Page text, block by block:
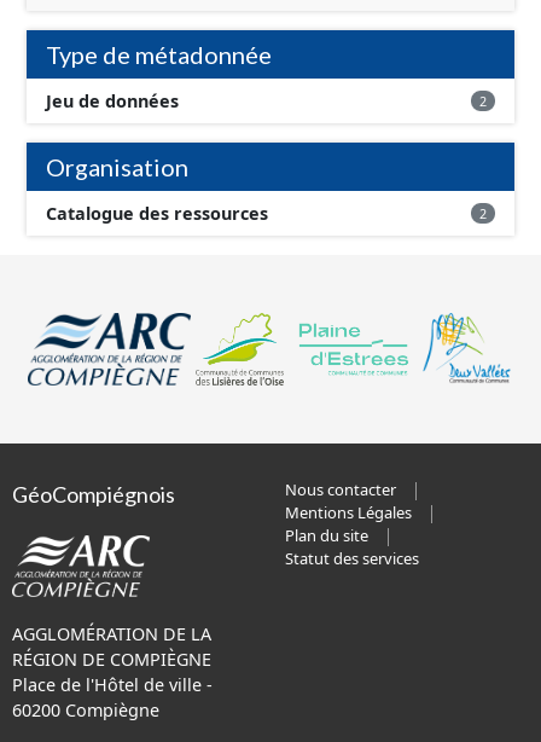
Type de métadonnée
Jeu de données 2
Organisation
Catalogue des ressources 2
GéoCompiégnois
AGGLOMÉRATION DE LA
RÉGION DE COMPIÈGNE
Place de l'Hôtel de ville -
60200 Compiègne
Nous contacter
Mentions Légales
Plan du site
Statut des services